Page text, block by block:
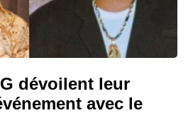
dévoilent leur
avec le